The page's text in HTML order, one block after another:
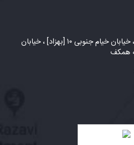
شهر مشهد، بلوار سجاد ، خیابان خیام جنوبی ۱۰ [بهزاد] ، خیابان